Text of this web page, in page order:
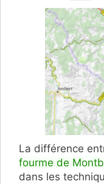
La différence
fourme de
dans les